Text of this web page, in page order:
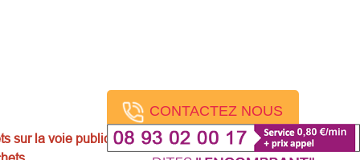
CONTACTEZ NOUS
sur la voie publique. La mise en garde, les